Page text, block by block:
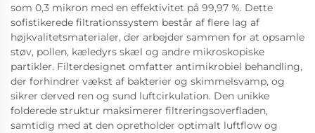
som 0,3 mikron med en effektivitet på 99,97 %. Dette
sofistikerede filtrationssystem består af flere lag af
højkvalitetsmaterialer, der arbejder sammen for at opsamle
støv, pollen, kæledyrs skæl og andre mikroskopiske
partikler. Filterdesignet omfatter antimikrobiel behandling,
der forhindrer vækst af bakterier og skimmelsvamp, og
sikrer derved ren og sund luftcirkulation. Den unikke
folderede struktur maksimerer filtreringsoverfladen,
samtidig med at den opretholder optimalt luftflow og